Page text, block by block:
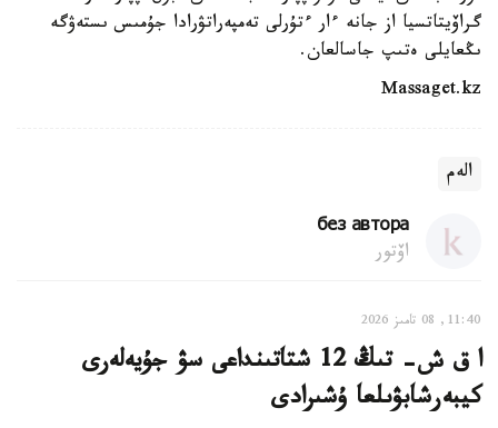
گراۆيتاتسيا از جانە ءار ءتۇرلى تەمپەراتۋرادا جۇمىس ىستەۋگە
ىڭعايلى ەتىپ جاسالعان.
Massaget.kz
الەم
без автора
اۆتور
11:40, 08 تامىز 2026
ا ق ش- تىڭ 12 شتاتىنداعى سۋ جۇيەلەرى
كيبەرشابۋىلعا ۇشىرادى